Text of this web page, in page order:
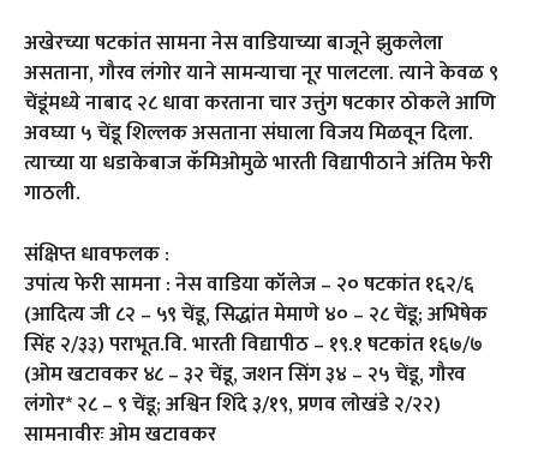
अखेरच्या षटकांत सामना नेस वाडियाच्या बाजूने झुकलेला
असताना, गौरव लंगोर याने सामन्याचा नूर पालटला. त्याने केवळ ९
चेंडूंमध्ये नाबाद २८ धावा करताना चार उत्तुंग षटकार ठोकले आणि
अवघ्या ५ चेंडू शिल्लक असताना संघाला विजय मिळवून दिला.
त्याच्या या धडाकेबाज कॅमिओमुळे भारती विद्यापीठाने अंतिम फेरी
गाठली.
संक्षिप्त धावफलक :
उपांत्य फेरी सामना : नेस वाडिया कॉलेज – २० षटकांत १६२/६
(आदित्य जी ८२ – ५९ चेंडू, सिद्धांत मेमाणे ४० – २८ चेंडू; अभिषेक
सिंह २/३३) पराभूत.वि. भारती विद्यापीठ – १९.१ षटकांत १६७/७
(ओम खटावकर ४८ – ३२ चेंडू, जशन सिंग ३४ – २५ चेंडू, गौरव
लंगोर* २८ – ९ चेंडू; अश्विन शिंदे ३/१९, प्रणव लोखंडे २/२२)
सामनावीरः ओम खटावकर